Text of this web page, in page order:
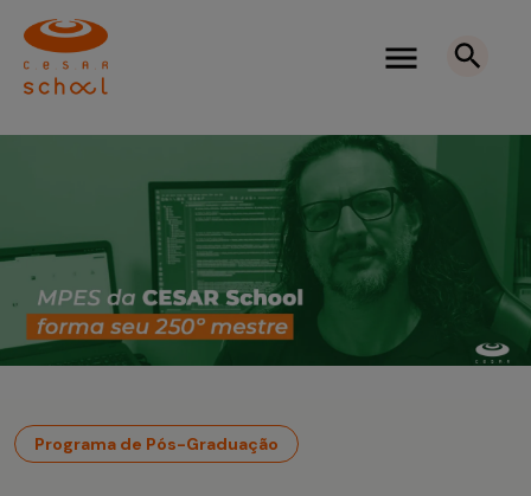
Programa de Pós-Graduação